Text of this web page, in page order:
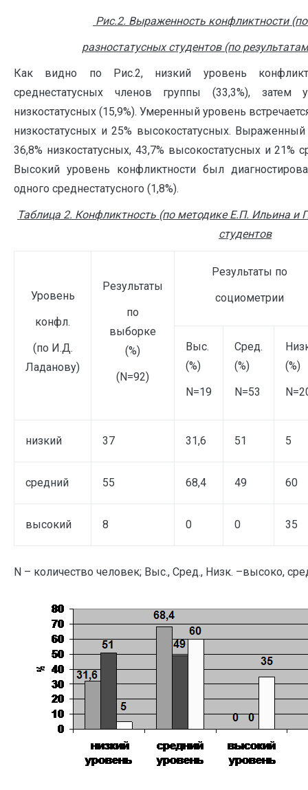
Рис.2. Выраженность конфликтности
разностатусных студентов (по
Как видно по Рис.2, низкий уровень
среднестатусных членов группы (33,3%), затем
низкостатусных (15,9%). Умеренный уровень
низкостатусных и 25% высокостатусных.
36,8% низкостатусных, 43,7% высокостатусных и 21%
Высокий уровень конфликтности был
одного среднестатусного (1,8%).
Таблица 2. Конфликтность (по методике Е.П. Ильина и
студентов
Уровень
конфл.
(по И.Д.
Ладанову)
Результаты
по
выборке
(%)
(N=92)
Результаты по
социометрии
Выс.
(%)
N=19
Сред.
(%)
N=53
(%)
низкий 37 31,6 51 5
средний 55 68,4 49 60
высокий 8 0 0 35
N – количество человек; Выс., Сред., Низк. –высоко,